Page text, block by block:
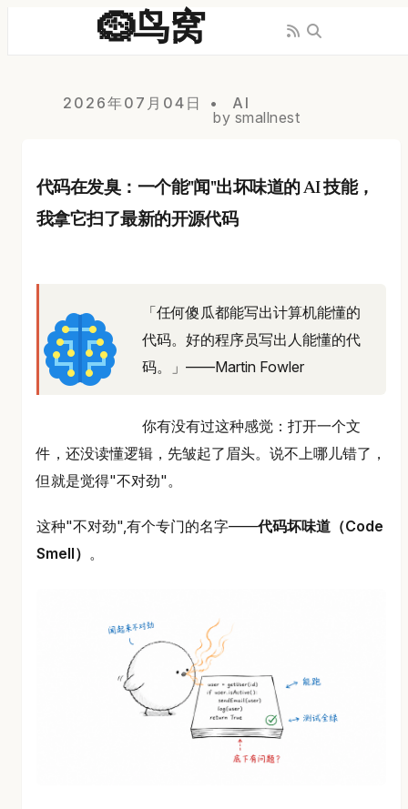
🪹鸟窝
2026年07月04日
AI
by smallnest
代码在发臭：一个能"闻"出坏味道的 AI 技能，
我拿它扫了最新的开源代码
「任何傻瓜都能写出计算机能懂的
代码。好的程序员写出人能懂的代
码。」——Martin Fowler
你有没有过这种感觉：打开一个文
件，还没读懂逻辑，先皱起了眉头。说不上哪儿错了，
但就是觉得"不对劲"。
这种"不对劲",有个专门的名字——代码坏味道（Code
Smell） 。